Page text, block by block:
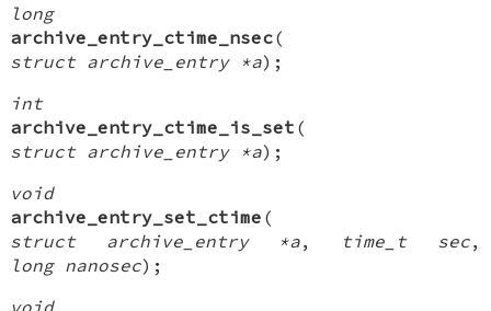
long
archive_entry_ctime_nsec(
struct archive_entry *a);
int
archive_entry_ctime_is_set (
struct archive_entry *a);
void
archive_entry_set_ctime (
struct archive_entry *a, time_t sec,
long nanosec);
void